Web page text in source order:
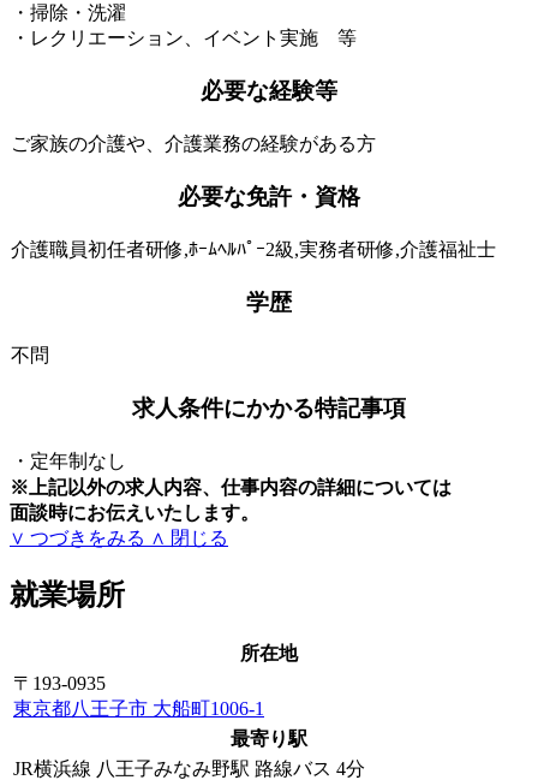
・掃除・洗濯
・レクリエーション、イベント実施 等
必要な経験等
ご家族の介護や、介護業務の経験がある方
必要な免許・資格
介護職員初任者研修,ﾎｰﾑﾍﾙﾊﾟｰ2級,実務者研修,介護福祉士
学歴
不問
求人条件にかかる特記事項
・定年制なし
※上記以外の求人内容、仕事内容の詳細については
面談時にお伝えいたします。
∨ つづきをみる ∧ 閉じる
就業場所
所在地
〒193-0935
東京都八王子市 大船町1006-1
最寄り駅
JR横浜線 八王子みなみ野駅 路線バス 4分